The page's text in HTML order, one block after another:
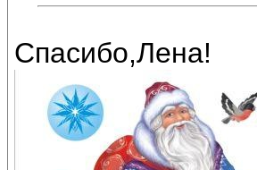
Спасибо,Лена!